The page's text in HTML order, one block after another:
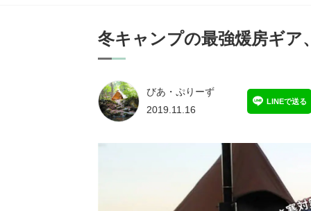
冬キャンプの最強煖房ギア
びあ・ぷりーず
2019.11.16
LINEで送る